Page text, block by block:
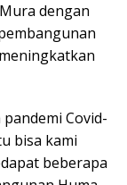
dengan
Covid-
bisa kami
beberapa